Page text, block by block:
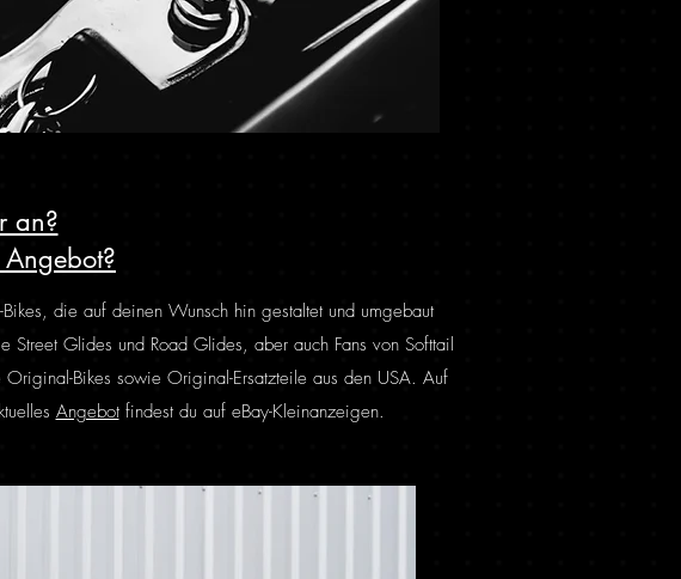
an?
die auf deinen Wunsch hin gestaltet und umgebaut
Glides und Road Glides, aber auch Fans von Softtail
Bikes sowie Original-Ersatzteile aus den USA. Auf
Angebotfindest du auf eBay-Kleinanzeigen.